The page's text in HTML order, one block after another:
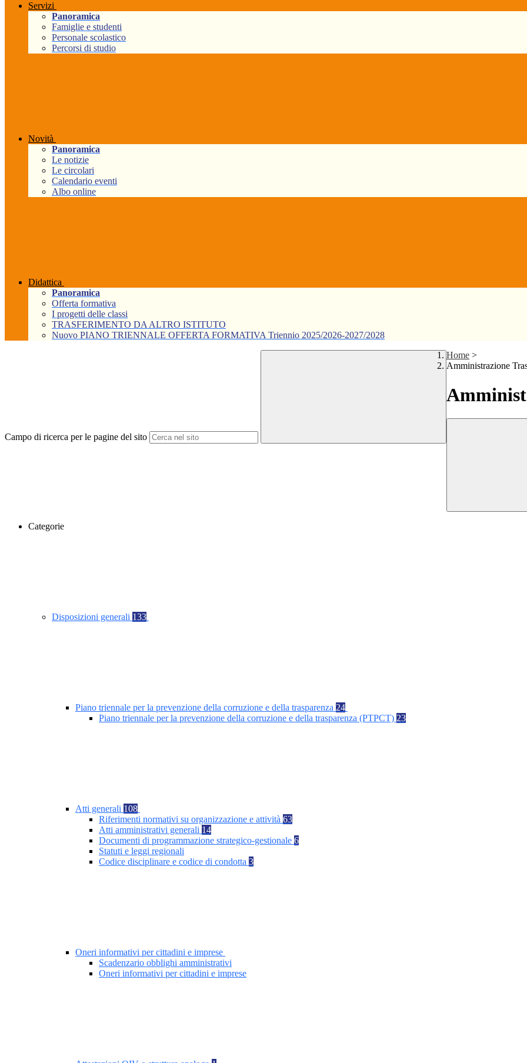
Servizi
Panoramica
Famiglie e studenti
Personale scolastico
Percorsi di studio
Novità
Panoramica
Le notizie
Le circolari
Calendario eventi
Albo online
Didattica
Panoramica
Offerta formativa
I progetti delle classi
TRASFERIMENTO DA ALTRO ISTITUTO
Nuovo PIANO TRIENNALE OFFERTA FORMATIVA Triennio 2025/2026-2027/2028
Campo di ricerca per le pagine del sito
Home >
Amministrazione
Categorie
Disposizioni generali 133
Piano triennale per la prevenzione della corruzione e della trasparenza 24
Piano triennale per la prevenzione della corruzione e della trasparenza (PTPCT) 23
Atti generali 108
Riferimenti normativi su organizzazione e attività 63
Atti amministrativi generali 14
Documenti di programmazione strategico-gestionale 6
Statuti e leggi regionali
Codice disciplinare e codice di condotta 3
Oneri informativi per cittadini e imprese
Scadenzario obblighi amministrativi
Oneri informativi per cittadini e imprese